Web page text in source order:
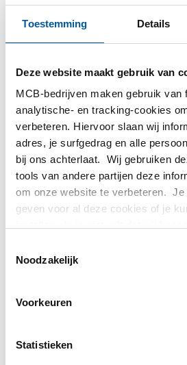
Toestemming Details
Deze website maakt gebruik van
MCB-bedrijven maken gebruik van
analytische- en tracking-cookies
verbeteren. Hiervoor slaan wij
adres, je surfgedrag en alle
bij ons achterlaat. Wij gebruiken
tools van andere partijen deze
om onze website te verbeteren.
geven voor al deze cookies of je
partijen waarmee wij samenwerken
Noodzakelijk
Voorkeuren
Statistieken
2440-0216
Selecteer uw maat
Rvs 316 draad T-stuk
Selecteer uw maat
Rvs